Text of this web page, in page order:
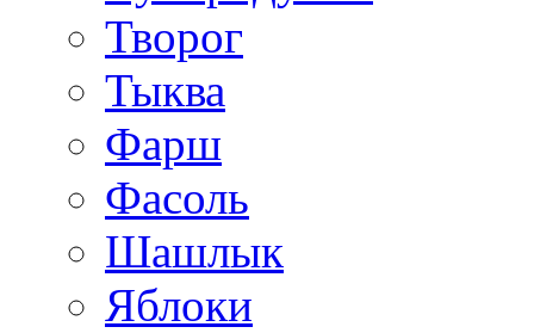
Творог
Тыква
Фарш
Фасоль
Шашлык
Яблоки